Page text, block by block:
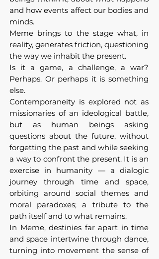
and how events affect our bodies and
minds.
Meme brings to the stage what, in
reality, generates friction, questioning
the way we inhabit the present.
Is it a game, a challenge, a war?
Perhaps. Or perhaps it is something
else.
Contemporaneity is explored not as
missionaries of an ideological battle,
but as human beings asking
questions about the future, without
forgetting the past and while seeking
a way to confront the present. It is an
exercise in humanity — a dialogic
journey through time and space,
orbiting around social themes and
moral paradoxes; a tribute to the
path itself and to what remains.
In Meme, destinies far apart in time
and space intertwine through dance,
turning into movement the sense of